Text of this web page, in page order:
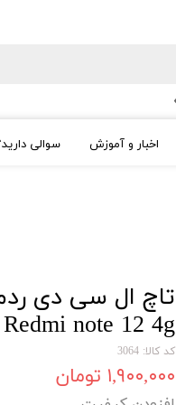
OLED) IC)
OLED2-INCELL-TFT
تبلت سامسونگ
ال سی دی سایر برندها
بلک بری Black Berry
اخبار و آموزش سوالی
Redmi note 12 4g
کد کالا: 3064
۱,۹۰۰,۰۰۰ تومان